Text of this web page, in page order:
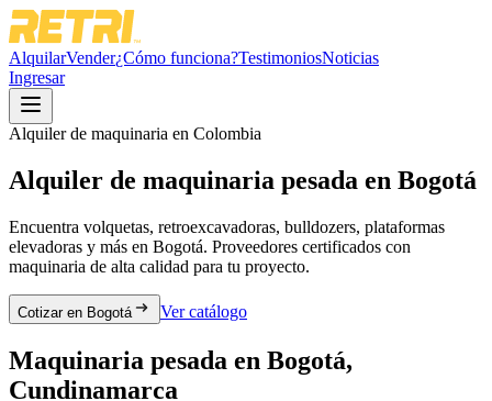
AlquilarVender¿Cómo funciona?TestimoniosNoticias
Ingresar
Alquiler de maquinaria en Colombia
Alquiler de maquinaria pesada en Bogotá
Encuentra volquetas, retroexcavadoras, bulldozers, plataformas
elevadoras y más en Bogotá. Proveedores certificados con
maquinaria de alta calidad para tu proyecto.
Cotizar en Bogotá Ver catálogo
Maquinaria pesada en Bogotá,
Cundinamarca